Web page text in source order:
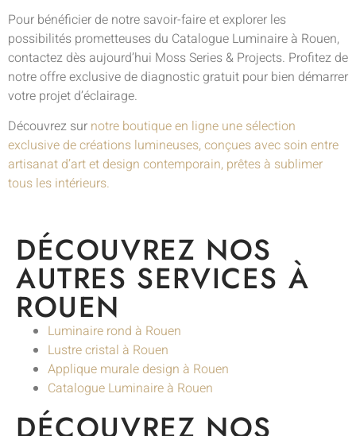
Pour bénéficier de notre savoir-faire et explorer les
possibilités prometteuses du Catalogue Luminaire à Rouen,
contactez dès aujourd’hui Moss Series & Projects. Profitez de
notre offre exclusive de diagnostic gratuit pour bien démarrer
votre projet d’éclairage.
Découvrez sur notre boutique en ligne une sélection
exclusive de créations lumineuses, conçues avec soin entre
artisanat d’art et design contemporain, prêtes à sublimer
tous les intérieurs.
DÉCOUVREZ NOS
AUTRES SERVICES À
ROUEN
Luminaire rond à Rouen
Lustre cristal à Rouen
Applique murale design à Rouen
Catalogue Luminaire à Rouen